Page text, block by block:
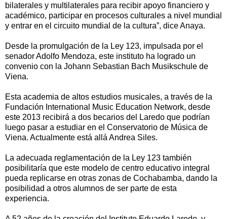
bilaterales y multilaterales para recibir apoyo financiero y
académico, participar en procesos culturales a nivel mundial
y entrar en el circuito mundial de la cultura”, dice Anaya.
Desde la promulgación de la Ley 123, impulsada por el
senador Adolfo Mendoza, este instituto ha logrado un
convenio con la Johann Sebastian Bach Musikschule de
Viena.
Esta academia de altos estudios musicales, a través de la
Fundación International Music Education Network, desde
este 2013 recibirá a dos becarios del Laredo que podrían
luego pasar a estudiar en el Conservatorio de Música de
Viena. Actualmente está allá Andrea Siles.
La adecuada reglamentación de la Ley 123 también
posibilitaría que este modelo de centro educativo integral
pueda replicarse en otras zonas de Cochabamba, dando la
posibilidad a otros alumnos de ser parte de esta
experiencia.